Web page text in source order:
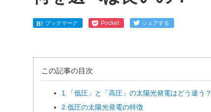
ブックマーク Pocket シェアする
この記事の目次
1.「低圧」と「高圧」の太陽光発電はどう違う？
2.低圧の太陽光発電の特徴